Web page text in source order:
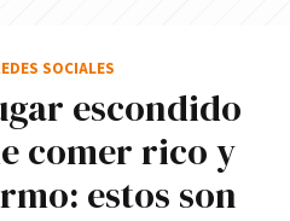
escondido
comer rico y
estos son
SOCIALES